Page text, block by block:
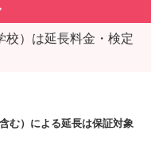
校）は延長料金・検定
む）による延長は保証対象